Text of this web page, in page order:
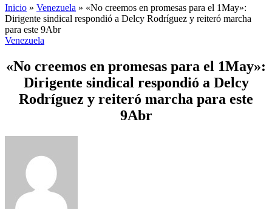
Inicio » Venezuela » «No creemos en promesas para el 1May»:
Dirigente sindical respondió a Delcy Rodríguez y reiteró marcha
para este 9Abr
Venezuela
«No creemos en promesas para el 1May»:
Dirigente sindical respondió a Delcy
Rodríguez y reiteró marcha para este
9Abr